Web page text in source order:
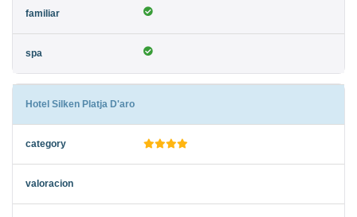
Hotel Silken Platja D'aro